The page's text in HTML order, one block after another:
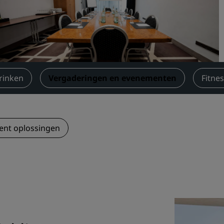
Boek een vergaderruimte
Een offerte aanvragen
Evenementbestemmingen
Branche-oplossingen
Vluchten zoeken
Radisson Hotels-app
Vergaderingen en evenementen
oplossingen